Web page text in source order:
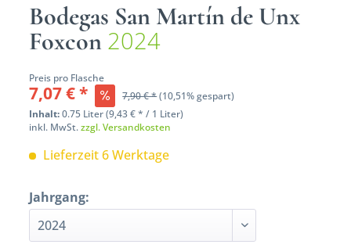
Bodegas San Martín de Unx
Foxcon 2024
Preis pro Flasche
7,07 € * 7,90 € *(10,51% gespart)
Inhalt:0.75 Liter (9,43 € * / 1 Liter)
inkl. MwSt.zzgl. Versandkosten
Lieferzeit 6 Werktage
Jahrgang: